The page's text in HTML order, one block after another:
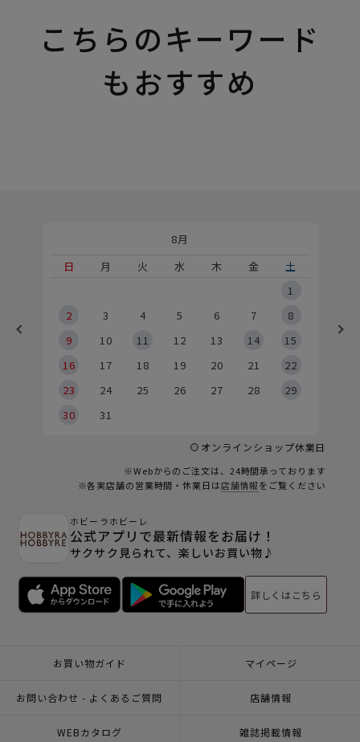
こちらのキーワード
もおすすめ
8月
日
月 火 水 木 金
土
1
2
3 4 5 6 7
8
9
10 11 12 13 14
15
16
17 18 19 20 21
22
23
24 25 26 27 28
29
30
31
オンラインショップ休業日
※Webからのご注文は、24時間承っております
※各実店舗の営業時間・休業日は店舗情報をご覧ください
ホビーラホビーレ
公式アプリで最新情報をお届け！
サクサク見られて、楽しいお買い物♪
詳しくはこちら
お買い物ガイド マイページ
お問い合わせ - よくあるご質問 店舗情報
WEBカタログ 雑誌掲載情報